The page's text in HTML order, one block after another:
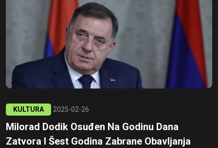
KULTURA 2025-02-26
Milorad Dodik Osuđen Na Godinu Dana
Zatvora I Šest Godina Zabrane Obavljanja